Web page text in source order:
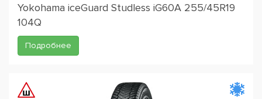
Yokohama iceGuard Studless iG60A 255/45R19
104Q
Подробнее